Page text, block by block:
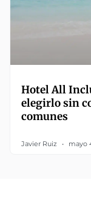
Hotel All
elegirlo sin
comunes
Javier Ruiz mayo